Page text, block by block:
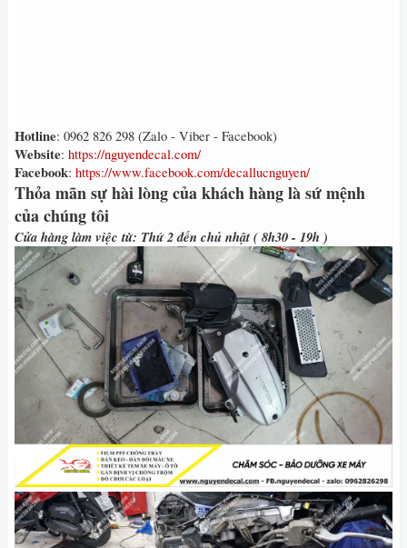
Hotline: 0962 826 298 (Zalo - Viber - Facebook)
Website: https://nguyendecal.com/
Facebook: https://www.facebook.com/decallucnguyen/
Thỏa mãn sự hài lòng của khách hàng là sứ mệnh
của chúng tôi
Cửa hàng làm việc từ: Thứ 2 đến chủ nhật ( 8h30 - 19h )